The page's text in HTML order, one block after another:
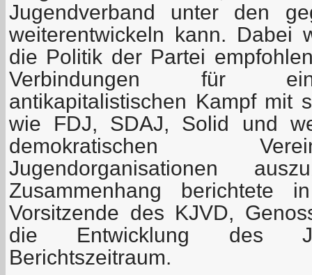
Jugendverband unter den
weiterentwickeln kann. Dabei
die Politik der Partei
Verbindungen für
antikapitalistischen Kampf mit
wie FDJ, SDAJ, Solid und
demokratischen
Jugendorganisationen
Zusammenhang berichtete
Vorsitzende des KJVD,
die Entwicklung des
Berichtszeitraum.